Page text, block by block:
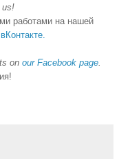
us!
работами на нашей
вКонтакте.
on our Facebook page.